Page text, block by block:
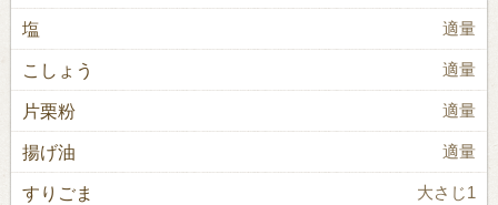
塩 適量
こしょう 適量
片栗粉 適量
揚げ油 適量
すりごま 大さじ1